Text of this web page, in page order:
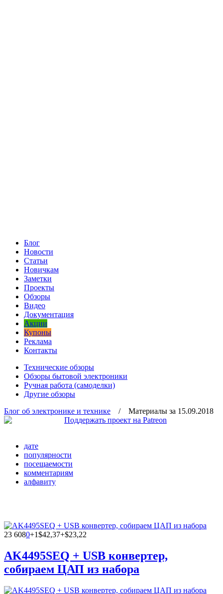
Блог
Новости
Статьи
Новичкам
Заметки
Проекты
Обзоры
Видео
Документация
Акции
Купоны
Реклама
Контакты
Технические обзоры
Обзоры бытовой электроники
Ручная работа (самоделки)
Другие обзоры
Блог об электронике и технике / Материалы за 15.09.2018
дате
популярности
посещаемости
комментариям
алфавиту
23 6080+1$42,37+$23,22
AK4495SEQ + USB конвертер,
собираем ЦАП из набора